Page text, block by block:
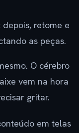
depois, retome e
as peças.
O cérebro
vem na hora
gritar.
em telas